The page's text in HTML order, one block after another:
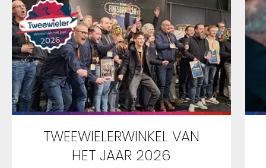
TWEEWIELERWINKEL VAN
HET JAAR 2026